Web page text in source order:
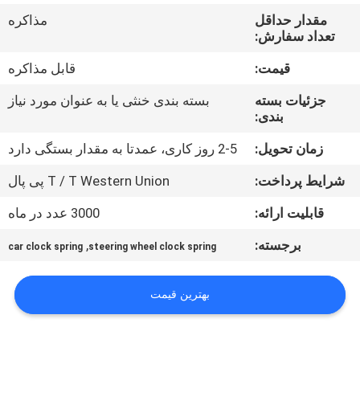
کارخانه
کیفیت
ما
تماس
درخواست
نقل
مقدار حداقل
تعداد سفارش:
مذاکره
قیمت:
قابل مذاکره
جزئیات بسته
بندی:
بسته بندی خنثی یا به عنوان مورد نیاز
زمان تحویل:
2-5 روز کاری، عمدتا به مقدار بستگی دارد
شرایط پرداخت:
T / T Western Union پی پال
قابلیت ارائه:
3000 عدد در ماه
برجسته:
steering wheel clock spring
,
car clock spring
بهترین قیمت